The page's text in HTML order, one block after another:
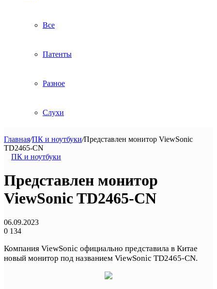
Все
Патенты
Разное
Слухи
Главная/ПК и ноутбуки/Представлен монитор ViewSonic
TD2465-CN
ПК и ноутбуки
Представлен монитор
ViewSonic TD2465-CN
06.09.2023
0 134
Компания ViewSonic официально представила в Китае
новый монитор под названием ViewSonic TD2465-CN.